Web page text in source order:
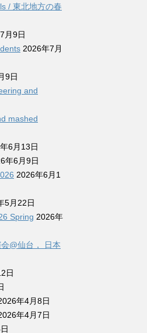
/ 東北地方の春
月9日
2026年7月
9日
and
mashed
6月13日
年6月9日
2026年6月1
5月22日
Spring 2026年
@仙台， 日本
日
年4月8日
年4月7日